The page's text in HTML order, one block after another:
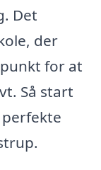
Det
der
for at
Så start